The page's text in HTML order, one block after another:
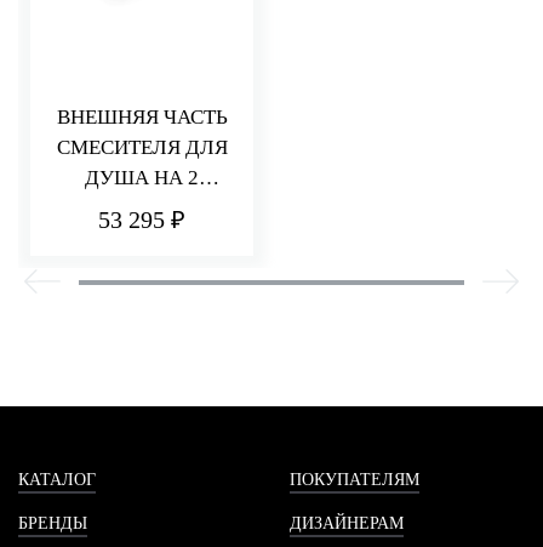
ВНЕШНЯЯ ЧАСТЬ
СМЕСИТЕЛЯ ДЛЯ
ДУША НА 2
ПОТРЕБИТЕЛЯ
53 295 ₽
КАТАЛОГ
БРЕНДЫ
ПОКУПАТЕЛЯМ
ДИЗАЙНЕРАМ